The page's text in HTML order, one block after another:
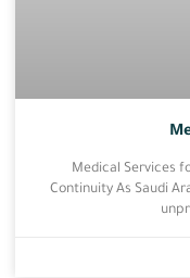
Medical Services
Continuity As Saudi